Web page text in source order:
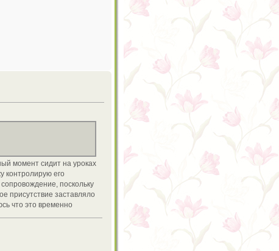
момент сидит на уроках
контролирую его
поскольку
присутствие заставляло
что это временно